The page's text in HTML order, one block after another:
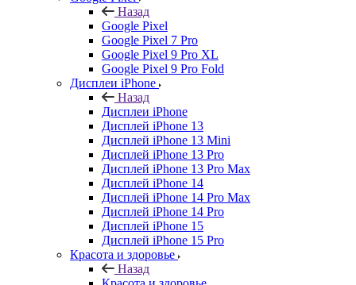
Назад
Google Pixel
Google Pixel 7 Pro
Google Pixel 9 Pro XL
Google Pixel 9 Pro Fold
Дисплеи iPhone
Назад
Дисплеи iPhone
Дисплей iPhone 13
Дисплей iPhone 13 Mini
Дисплей iPhone 13 Pro
Дисплей iPhone 13 Pro Max
Дисплей iPhone 14
Дисплей iPhone 14 Pro Max
Дисплей iPhone 14 Pro
Дисплей iPhone 15
Дисплей iPhone 15 Pro
Красота и здоровье
Назад